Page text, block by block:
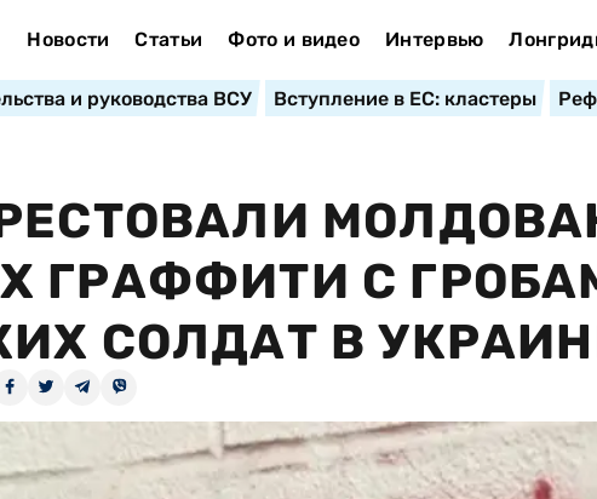
Новости Статьи Фото и видео Интервью
и руководства ВСУ Вступление в ЕС: кластеры
ГРАФФИТИ С
СОЛДАТ В